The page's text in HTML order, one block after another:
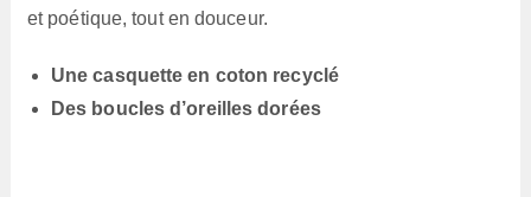
et poétique, tout en douceur.
Une casquette en coton recyclé
Des boucles d’oreilles dorées